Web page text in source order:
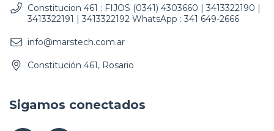
Constitucion 461 : FIJOS (0341) 4303660 | 3413322190 |
3413322191 | 3413322192 WhatsApp : 341 649-2666
info@marstech.com.ar
Constitución 461, Rosario
Sigamos conectados